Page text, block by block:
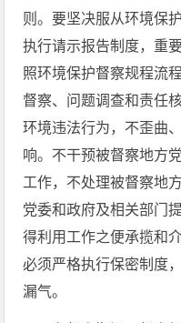
则。要坚决服从环境保
执行请示报告制度，重
照环境保护督察规程流
督察、问题调查和责任
环境违法行为，不歪曲
响。不干预被督察地方
工作，不处理被督察地
党委和政府及相关部门
得利用工作之便承揽和
必须严格执行保密制度
漏气。